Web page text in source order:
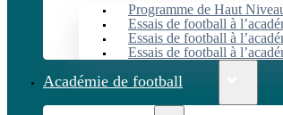
Programme de Haut
Essais de football à
Essais de football à
Essais de football à
Académie de football